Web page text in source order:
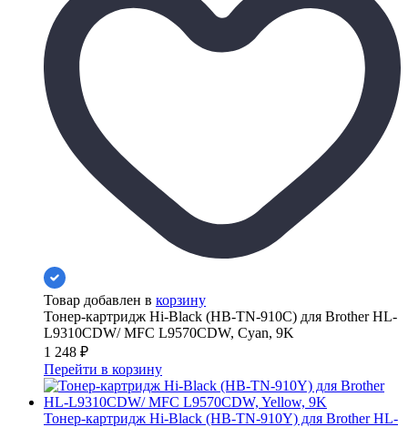
Товар добавлен в корзину
Тонер-картридж Hi-Black (HB-TN-910C) для Brother HL-
L9310CDW/ MFC L9570CDW, Cyan, 9K
1 248 ₽
Перейти в корзину
Тонер-картридж Hi-Black (HB-TN-910Y) для Brother HL-